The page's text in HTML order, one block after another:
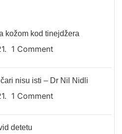
kožom kod tinejdžera
1 Comment
nisu isti – Dr Nil Nidli
1 Comment
detetu